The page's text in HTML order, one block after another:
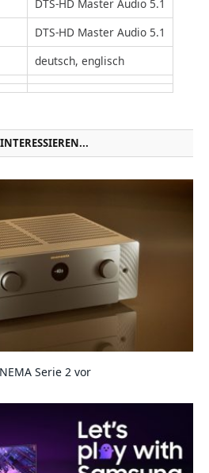
DTS-HD Master Audio 5.1
DTS-HD Master Audio 5.1
deutsch, englisch
Serie 2 vor